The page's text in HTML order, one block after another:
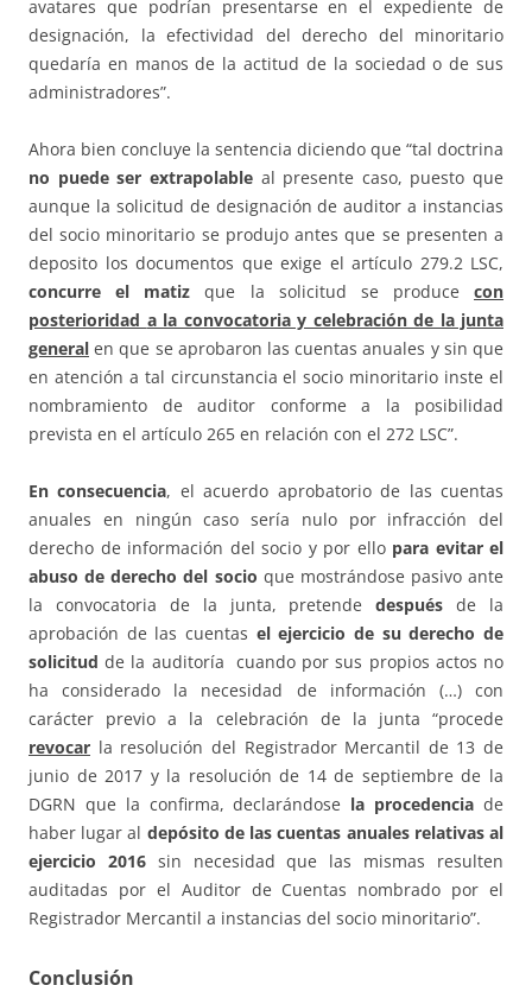
avatares que podrían presentarse en el expediente de
designación, la efectividad del derecho del minoritario
quedaría en manos de la actitud de la sociedad o de sus
administradores”.
Ahora bien concluye la sentencia diciendo que “tal doctrina
no puede ser extrapolableal presente caso, puesto que
aunque la solicitud de designación de auditor a instancias
del socio minoritario se produjo antes que se presenten a
deposito los documentos que exige el artículo 279.2 LSC,
concurre el matiz que la solicitud se produce con
posterioridad a la convocatoria y celebración de la junta
general en que se aprobaron las cuentas anuales y sin que
en atención a tal circunstancia el socio minoritario inste el
nombramiento de auditor conforme a la posibilidad
prevista en el artículo 265 en relación con el 272 LSC”.
En consecuencia, el acuerdo aprobatorio de las cuentas
anuales en ningún caso sería nulo por infracción del
derecho de información del socio y por ello para evitar el
abuso de derecho del socio que mostrándose pasivo ante
la convocatoria de la junta, pretendedespués de la
aprobación de las cuentas el ejercicio de su derecho de
solicitud de la auditoría cuando por sus propios actos no
ha considerado la necesidad de información (…) con
carácter previo a la celebración de la junta “procede
revocar la resolución del Registrador Mercantil de 13 de
junio de 2017 y la resolución de 14 de septiembre de la
DGRN que la confirma, declarándose la procedencia de
haber lugar al depósito de las cuentas anuales relativas al
ejercicio 2016sin necesidad que las mismas resulten
auditadas por el Auditor de Cuentas nombrado por el
Registrador Mercantil a instancias del socio minoritario”.
Conclusión